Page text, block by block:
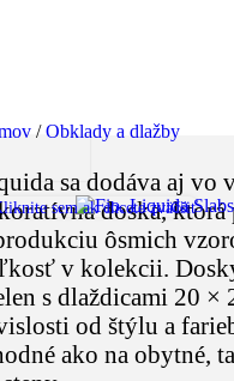
sem ak chcete zväčšiť
/ Obklady a dlažby
sa dodáva aj vo
doska,
ôsmich
v kolekcii.
s dlaždicami 20 ×
od štýlu a
ako na obytné,